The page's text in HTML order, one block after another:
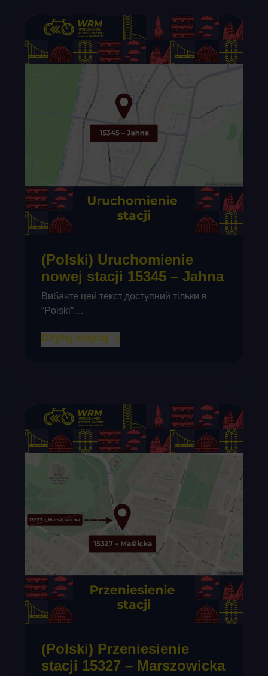
(Polski) Uruchomienie
nowej stacji 15345 – Jahna
Вибачте цей текст доступний тільки в
“Polski”....
Czytaj więcej
(Polski) Przeniesienie
stacji 15327 – Marszowicka